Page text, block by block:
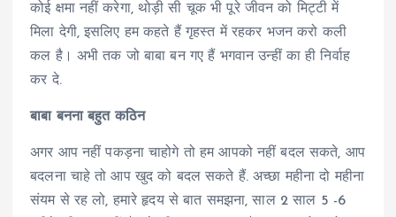
कोई क्षमा नहीं करेगा, थोड़ी सी चूक भी पूरे जीवन को मिट्टी में
मिला देगी, इसलिए हम कहते हैं गृहस्त में रहकर भजन करो कली
कल है। अभी तक जो बाबा बन गए हैं भगवान उन्हीं का ही निर्वाह
कर दे.
बाबा बनना बहुत कठिन
अगर आप नहीं पकड़ना चाहोगे तो हम आपको नहीं बदल सकते, आप
बदलना चाहे तो आप खुद को बदल सकते हैं. अच्छा महीना दो महीना
संयम से रह लो, हमारे हृदय से बात समझना, साल 2 साल 5 -6